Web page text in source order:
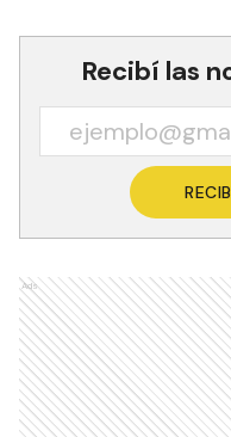
Recibí las
Ads